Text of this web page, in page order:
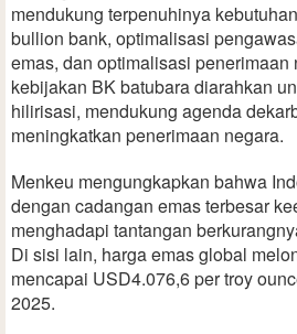
mendukung terpenuhinya
bullion bank, optimalisasi
emas, dan optimalisasi penerimaan
kebijakan BK batubara diarahkan
hilirisasi, mendukung agenda
meningkatkan penerimaan negara.
Menkeu mengungkapkan bahwa
dengan cadangan emas terbesar
menghadapi tantangan
Di sisi lain, harga emas global
mencapai USD4.076,6 per troy
2025.